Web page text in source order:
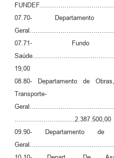
07.70-
07.71- Fundo
19,00
08.80- Departamento de
...............................2.387.500,00
09.90- Departamento de